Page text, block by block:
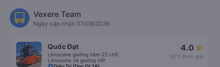
Vexere Team
Ngày cập nhật: 07/08/2026
Quốc Đạt
Limousine giường nằm 22 chỗ
Limousine 34 giường VIP
4.0
(672 đánh giá)